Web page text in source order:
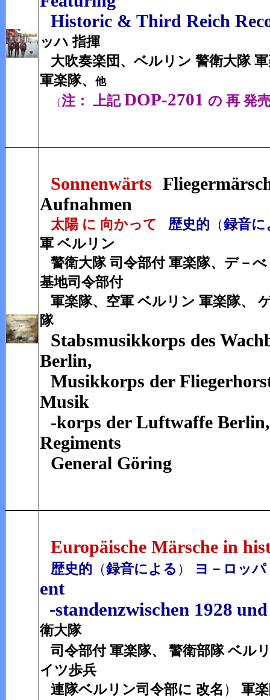
Historic & Third Reich
ッハ 指揮
大吹奏楽団、 ベルリン 警衛大隊
軍楽隊、
他
（注： 上記DOP-2701 の 再 発
Sonnenwärts
Aufnahmen
太陽 に 向かって 歴史的 （録音に
軍 ベルリン
警衛大隊 司令部付 軍楽隊、デ－
基地司令部付
軍楽隊、空軍 ベルリン 軍楽隊、
隊
Stabsmusikkorps des
Berlin,
Musikkorps der
Musik
-korps der Luftwaffe
Regiments
General Göring
Europäische Märsche in
歴史的 （録音による ） ヨ－ロッ
ent
-standenzwischen 1928 und
衛大隊
司令部付 軍楽隊、 警衛部隊 ベル
イツ歩兵
連隊ベルリン司令部に 改名）
軍